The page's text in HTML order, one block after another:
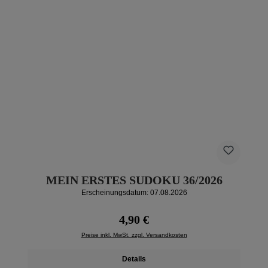
MEIN ERSTES SUDOKU 36/2026
Erscheinungsdatum: 07.08.2026
Regulärer Preis:
4,90 €
Preise inkl. MwSt. zzgl. Versandkosten
Details